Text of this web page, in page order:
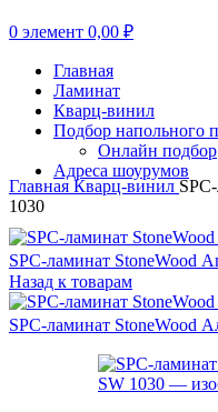
0 элемент 0,00 ₽
Главная
Ламинат
Кварц-винил
Подбор напольного
Онлайн подбор
Адреса шоурумов
Главная Кварц-винил
1030
SPC-ламинат StoneWood
Назад к товарам
SPC-ламинат StoneWood